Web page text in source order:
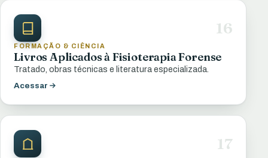
16
FORMAÇÃO & CIÊNCIA
Livros Aplicados à Fisioterapia Forense
Tratado, obras técnicas e literatura especializada.
Acessar
17